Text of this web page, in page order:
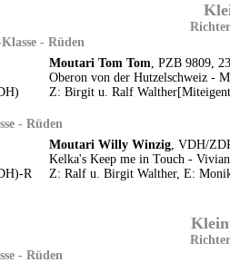
- Rüden
Moutari Tom Tom, PZB 9809,
Oberon von der Hutzelschweiz -
Z: Birgit u. Ralf
- Rüden
R
Moutari Willy Winzig, VDH/
Kelka's Keep me in Touch -
Z: Ralf u. Birgit Walther, E:
- Rüden